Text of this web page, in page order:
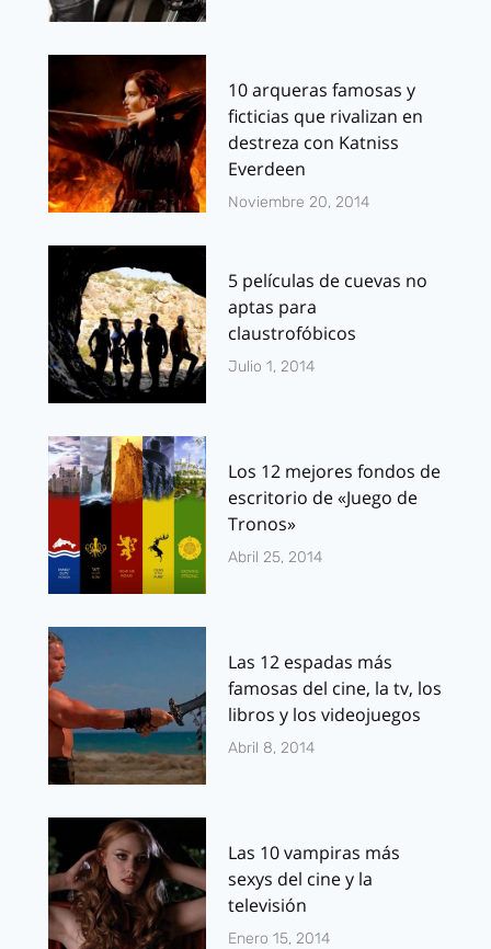
10 arqueras famosas y
ficticias que rivalizan en
destreza con Katniss
Everdeen
Noviembre 20, 2014
5 películas de cuevas no
aptas para
claustrofóbicos
Julio 1, 2014
Los 12 mejores fondos de
escritorio de «Juego de
Tronos»
Abril 25, 2014
Las 12 espadas más
famosas del cine, la tv, los
libros y los videojuegos
Abril 8, 2014
Las 10 vampiras más
sexys del cine y la
televisión
Enero 15, 2014